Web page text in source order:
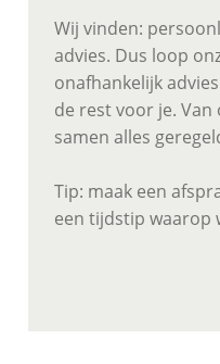
Wij vinden:
advies. Dus loop
onafhankelijk
de rest voor je.
samen alles
Tip: maak een
een tijdstip waarop